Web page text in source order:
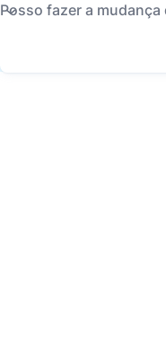
Posso fazer a